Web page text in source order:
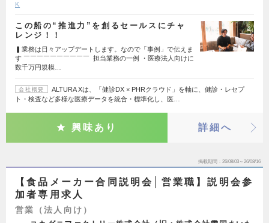
K
この船の“推進力”を創るセールスにチャ
レンジ！！
▍業務は日々アップデートします。なので「事例」で伝えま
す ￣￣￣￣￣￣￣￣￣￣ 担当業務の一例 ・医療法人向けに
数千万円規模…
会社概要
ALTURA Xは、「健診DX × PHRクラウド」を軸に、健診・レセプ
ト・検査など多様な医療データを統合・標準化し、医…
興味あり 詳細へ
掲載期間 26/08/03～26/08/16
【食品メーカー合同説明会│営業職】説明会参
加者専用求人
営業（法人向け）